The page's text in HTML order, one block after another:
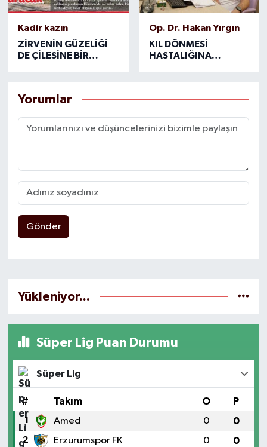
Kadir kazın
ZİRVENİN GÜZELİĞİ
DE ÇİLESİNE BİR
Op. Dr. Hakan Yırgın
KIL DÖNMESİ
HASTALIĞINA
Yorumlar
Gönder
Yükleniyor...
Süper Lig Puan Durumu
Süper Lig
# Takım O P
1 Amed 0 0
2 Erzurumspor FK 0 0